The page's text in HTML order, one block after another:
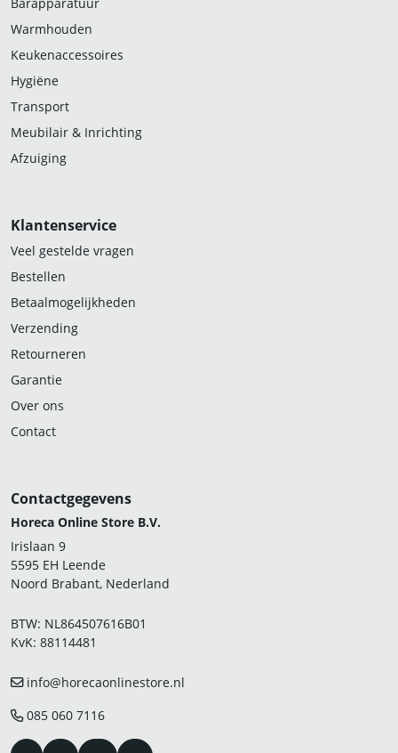
Warmhouden
Keukenaccessoires
Hygiëne
Transport
Meubilair & Inrichting
Afzuiging
Klantenservice
Veel gestelde vragen
Bestellen
Betaalmogelijkheden
Verzending
Retourneren
Garantie
Over ons
Contact
Contactgegevens
Horeca Online Store B.V.
Irislaan 9
5595 EH Leende
Noord Brabant, Nederland
BTW: NL864507616B01
KvK: 88114481
info@horecaonlinestore.nl
085 060 7116